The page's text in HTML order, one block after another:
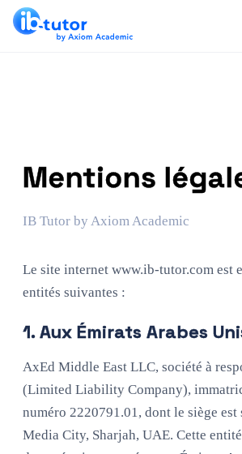
Mentions
IB Tutor by Axiom Academic
Le site internet www.ib-tutor.com est
entités suivantes :
1. Aux Émirats Arabes
AxEd Middle East LLC, société à
(Limited Liability Company),
numéro 2220791.01, dont le siège est
Media City, Sharjah, UAE. Cette